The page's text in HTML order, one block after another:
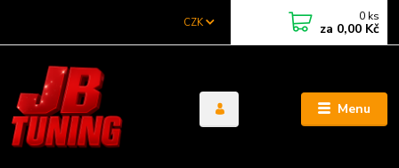
Menu
CZK 0 ks
za 0,00 Kč